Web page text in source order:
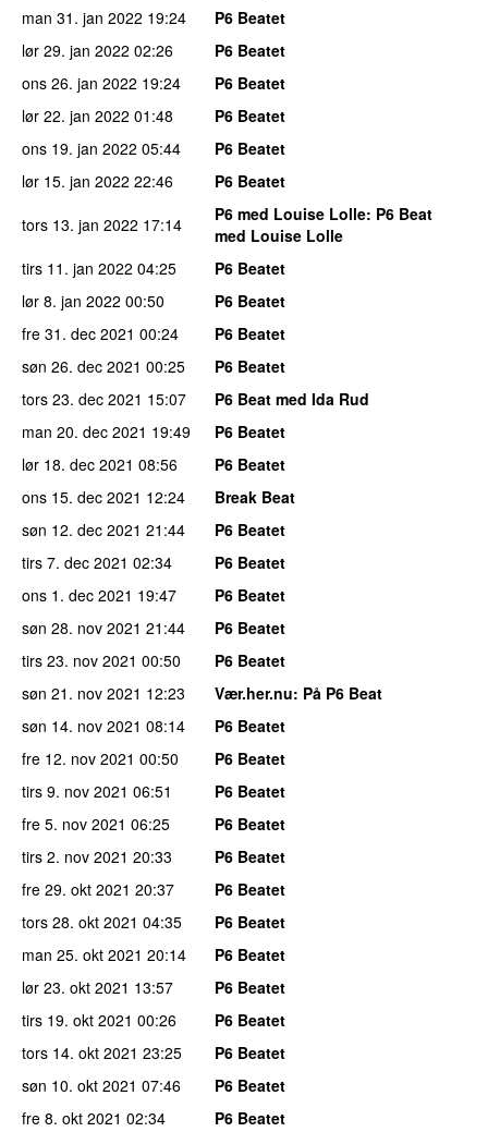
man 31. jan 2022 19:24
P6 Beatet
lør 29. jan 2022 02:26
P6 Beatet
ons 26. jan 2022 19:24
P6 Beatet
lør 22. jan 2022 01:48
P6 Beatet
ons 19. jan 2022 05:44
P6 Beatet
lør 15. jan 2022 22:46
P6 Beatet
tors 13. jan 2022 17:14 P6 med Louise Lolle: P6 Beat
med Louise Lolle
tirs 11. jan 2022 04:25
P6 Beatet
lør 8. jan 2022 00:50
P6 Beatet
fre 31. dec 2021 00:24
P6 Beatet
søn 26. dec 2021 00:25
P6 Beatet
tors 23. dec 2021 15:07
P6 Beat med Ida Rud
man 20. dec 2021 19:49
P6 Beatet
lør 18. dec 2021 08:56
P6 Beatet
ons 15. dec 2021 12:24
Break Beat
søn 12. dec 2021 21:44
P6 Beatet
tirs 7. dec 2021 02:34
P6 Beatet
ons 1. dec 2021 19:47
P6 Beatet
søn 28. nov 2021 21:44
P6 Beatet
tirs 23. nov 2021 00:50
P6 Beatet
søn 21. nov 2021 12:23 Vær.her.nu: På P6 Beat
søn 14. nov 2021 08:14
P6 Beatet
fre 12. nov 2021 00:50
P6 Beatet
tirs 9. nov 2021 06:51
P6 Beatet
fre 5. nov 2021 06:25
P6 Beatet
tirs 2. nov 2021 20:33
P6 Beatet
fre 29. okt 2021 20:37
P6 Beatet
tors 28. okt 2021 04:35
P6 Beatet
man 25. okt 2021 20:14
P6 Beatet
lør 23. okt 2021 13:57
P6 Beatet
tirs 19. okt 2021 00:26
P6 Beatet
tors 14. okt 2021 23:25
P6 Beatet
søn 10. okt 2021 07:46
P6 Beatet
fre 8. okt 2021 02:34
P6 Beatet